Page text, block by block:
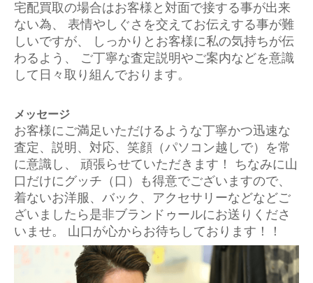
宅配買取の場合はお客様と対面で接する事が出来
ない為、 表情やしぐさを交えてお伝えする事が難
しいですが、 しっかりとお客様に私の気持ちが伝
わるよう、 ご丁寧な査定説明やご案内などを意識
して日々取り組んでおります。
メッセージ
お客様にご満足いただけるような丁寧かつ迅速な
査定、説明、対応、笑顔（パソコン越しで）を常
に意識し、 頑張らせていただきます！ ちなみに山
口だけにグッチ（口）も得意でございますので、
着ないお洋服、バック、アクセサリーなどなどご
ざいましたら是非ブランドゥールにお送りくださ
いませ。 山口が心からお待ちしております！！